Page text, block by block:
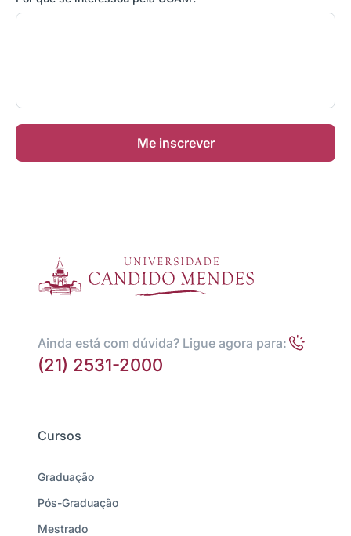
Me inscrever
Ainda está com dúvida? Ligue agora para:
(21) 2531-2000
Cursos
Graduação
Pós-Graduação
Mestrado